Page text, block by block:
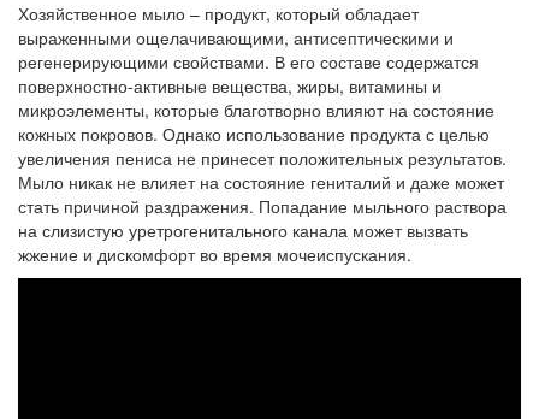
Хозяйственное мыло – продукт, который обладает
выраженными ощелачивающими, антисептическими и
регенерирующими свойствами. В его составе содержатся
поверхностно-активные вещества, жиры, витамины и
микроэлементы, которые благотворно влияют на состояние
кожных покровов. Однако использование продукта с целью
увеличения пениса не принесет положительных результатов.
Мыло никак не влияет на состояние гениталий и даже может
стать причиной раздражения. Попадание мыльного раствора
на слизистую уретрогенитального канала может вызвать
жжение и дискомфорт во время мочеиспускания.